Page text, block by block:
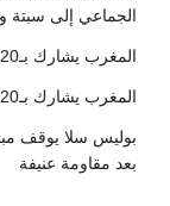
الجماعي إلى سبتة
المغرب يشارك بـ120 رياضيا في دورة تارانتو 2026
المغرب يشارك بـ120 رياضيا في دورة تارانتو 2026
بوليس سلا يوقف
بعد مقاومة عنيفة